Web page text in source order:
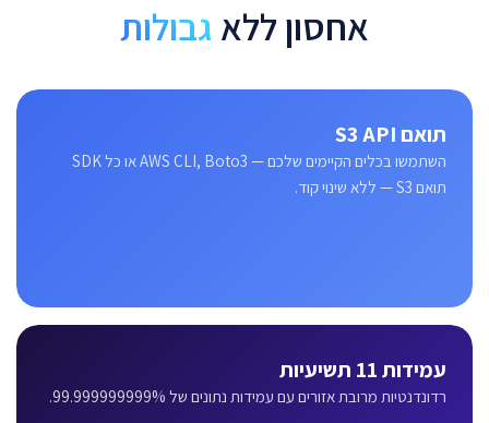
אחסון ללא גבולות
תואם S3 API
השתמשו בכלים הקיימים שלכם — AWS CLI, Boto3 או כל SDK
תואם S3 — ללא שינוי קוד.
עמידות 11 תשיעיות
רדונדנטיות מרובת אזורים עם עמידות נתונים של 99.999999999%.